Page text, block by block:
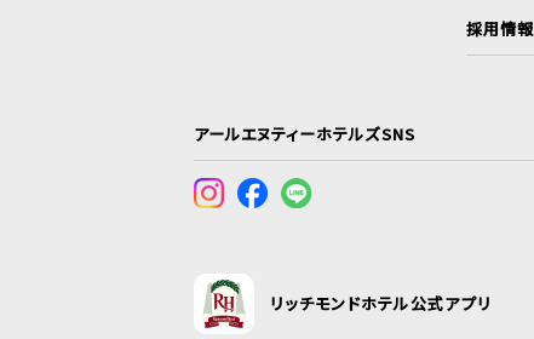
採用情報
アールエヌティーホテルズSNS
リッチモンドホテル公式アプリ